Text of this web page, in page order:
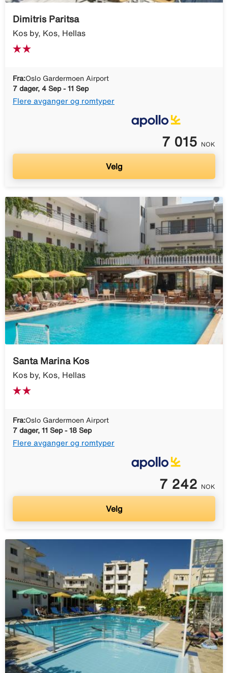
Dimitris Paritsa
Kos by, Kos, Hellas
Fra:Oslo Gardermoen Airport
7 dager, 4 Sep - 11 Sep
Flere avganger og romtyper
7 015 NOK
Velg
Santa Marina Kos
Kos by, Kos, Hellas
Fra:Oslo Gardermoen Airport
7 dager, 11 Sep - 18 Sep
Flere avganger og romtyper
7 242 NOK
Velg